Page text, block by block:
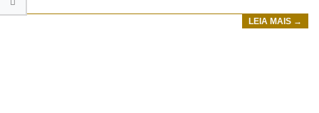
LEIA MAIS →